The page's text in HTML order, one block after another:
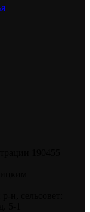
190455
н, сельсовет:
5-1